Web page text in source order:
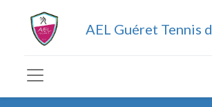
AEL Guéret Tennis